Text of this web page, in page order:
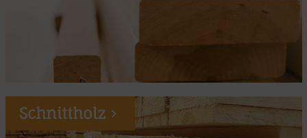
Schnittholz